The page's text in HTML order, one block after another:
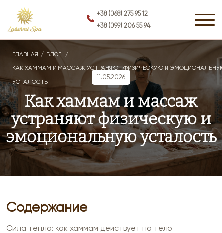
+38 (068) 275 95 12
+38 (099) 206 55 94
ГЛАВНАЯ
БЛОГ
КАК ХАММАМ И МАССАЖ УСТРАНЯЮТ ФИЗИЧЕСКУЮ И
УСТАЛОСТЬ
11.05.2026
Как хаммам и массаж
устраняют физическую и
эмоциональную усталость
Содержание
Сила тепла: как хаммам действует на тело